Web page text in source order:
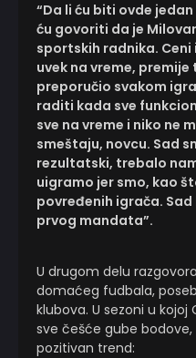
“Da li ću biti ovde
ću govoriti da je
sportskih radnika.
uvek na vreme,
preporučio svakom
raditi kada sve
sve na vreme i niko ne
smeštaju, novcu. Sad
rezultatski, trebalo
uigramo jer smo, kao
povređenih igrača.
prvog mandata”.
U drugom delu
domaćeg fudbala,
klubova. U sezoni u kojoj
sve češće gube bodove,
pozitivan trend: